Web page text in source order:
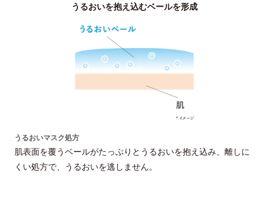
うるおいを抱え込むベールを形成
うるおいマスク処方
肌表面を覆うベールがたっぷりとうるおいを抱え込み、離しに
くい処方で、うるおいを逃しません。